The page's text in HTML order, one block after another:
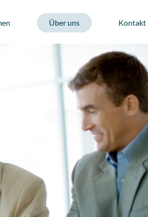
Über uns Kontakt